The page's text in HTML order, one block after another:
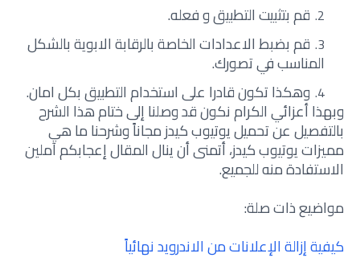
قم بتثبيت التطبيق و فعله.
قم بضبط الاعدادات الخاصة بالرقابة الابوية بالشكل
المناسب في تصورك.
وهكذا تكون قادرا على استخدام التطبيق بكل امان.
وبهذا أعزائي الكرام نكون قد وصلنا إلى ختام هذا الشرح
بالتفصيل عن تحميل يوتيوب كيدز مجاناً وشرحنا ما هي
مميزات يوتيوب كيدز، أتمنى أن ينال المقال إعجابكم آملين
الاستفادة منه للجميع.
مواضيع ذات صلة:
كيفية إزالة الإعلانات من الاندرويد نهائياً